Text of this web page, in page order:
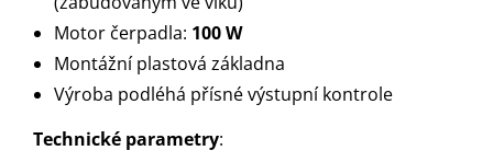
Motor čerpadla: 100 W
Montážní plastová základna
Výroba podléhá přísné výstupní kontrole
Technické parametry: